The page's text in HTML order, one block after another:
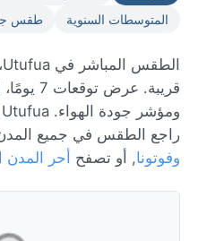
المتوسطات السنوية
طقس
قريبة.
ومؤشر جودة الهواء. Utufua تقع في
راجع الطقس في جميع
وفوتونا, أو تصفح أحر المدن